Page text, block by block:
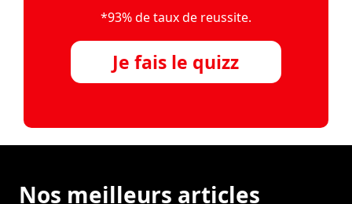
*93% de taux de reussite.
Je fais le quizz
Nos meilleurs articles